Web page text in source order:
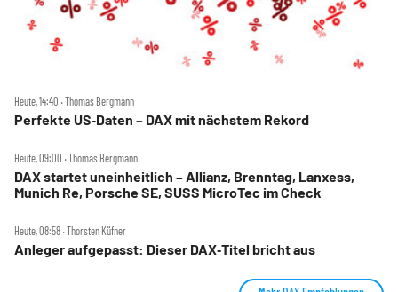
Heute, 14:40 ‧ Thomas Bergmann
Perfekte US‑Daten – DAX mit nächstem Rekord
Heute, 09:00 ‧ Thomas Bergmann
DAX startet uneinheitlich – Allianz, Brenntag, Lanxess,
Munich Re, Porsche SE, SUSS MicroTec im Check
Heute, 08:58 ‧ Thorsten Küfner
Anleger aufgepasst: Dieser DAX‑Titel bricht aus